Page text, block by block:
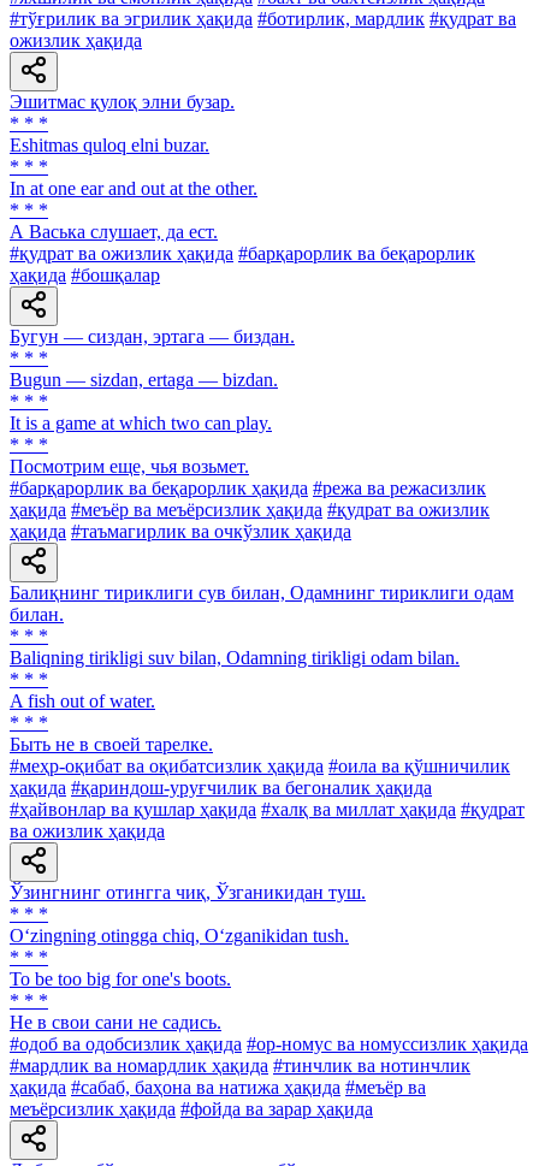
#тўғрилик ва эгрилик ҳақида #ботирлик, мардлик #қудрат ва
ожизлик ҳақида
Эшитмас қулоқ элни бузар.
* * *
Eshitmas quloq elni buzar.
* * *
In at one ear and out at the other.
* * *
А Васька слушает, да ест.
#қудрат ва ожизлик ҳақида #барқарорлик ва беқарорлик
ҳақида #бошқалар
Бугун — сиздан, эртага — биздан.
* * *
Bugun — sizdan, ertaga — bizdan.
* * *
It is a game at which two can play.
* * *
Посмотрим еще, чья возьмет.
#барқарорлик ва беқарорлик ҳақида #режа ва режасизлик
ҳақида #меъёр ва меъёрсизлик ҳақида #қудрат ва ожизлик
ҳақида #таъмагирлик ва очкўзлик ҳақида
Балиқнинг тириклиги сув билан, Одамнинг тириклиги одам
билан.
* * *
Baliqning tirikligi suv bilan, Odamning tirikligi odam bilan.
* * *
A fish out of water.
* * *
Быть не в своей тарелке.
#меҳр-оқибат ва оқибатсизлик ҳақида #оила ва қўшничилик
ҳақида #қариндош-уруғчилик ва бегоналик ҳақида
#ҳайвонлар ва қушлар ҳақида #халқ ва миллат ҳақида #қудрат
ва ожизлик ҳақида
Ўзингнинг отингга чиқ, Ўзганикидан туш.
* * *
O‘zingning otingga chiq, O‘zganikidan tush.
* * *
To be too big for one's boots.
* * *
He в свои сани не садись.
#одоб ва одобсизлик ҳақида #ор-номус ва номуссизлик ҳақида
#мардлик ва номардлик ҳақида #тинчлик ва нотинчлик
ҳақида #сабаб, баҳона ва натижа ҳақида #меъёр ва
меъёрсизлик ҳақида #фойда ва зарар ҳақида